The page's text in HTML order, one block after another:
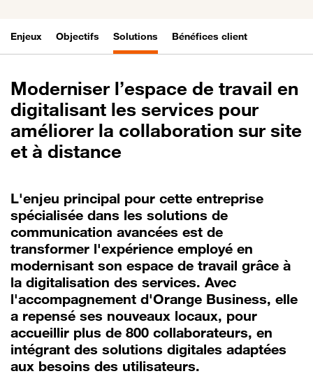
Enjeux Objectifs Solutions Bénéfices client
Moderniser l’espace de travail en
digitalisant les services pour
améliorer la collaboration sur site
et à distance
L'enjeu principal pour cette entreprise
spécialisée dans les solutions de
communication avancées est de
transformer l'expérience employé en
modernisant son espace de travail grâce à
la digitalisation des services. Avec
l'accompagnement d'Orange Business, elle
a repensé ses nouveaux locaux, pour
accueillir plus de 800 collaborateurs, en
intégrant des solutions digitales adaptées
aux besoins des utilisateurs.